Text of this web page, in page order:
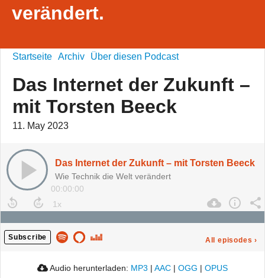
verändert.
Startseite Archiv Über diesen Podcast
Das Internet der Zukunft –
mit Torsten Beeck
11. May 2023
Das Internet der Zukunft – mit Torsten Beeck
Wie Technik die Welt verändert
00:00:00
Subscribe All episodes ›
Audio herunterladen: MP3 | AAC | OGG | OPUS